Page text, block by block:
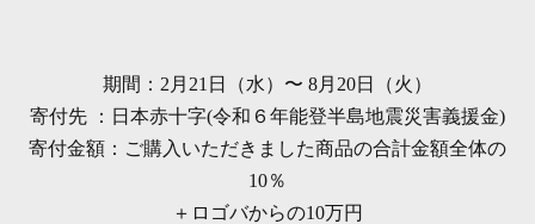
期間：2月21日（水）〜 8月20日（火）
寄付先 ：日本赤十字(令和６年能登半島地震災害義援金)
寄付金額：ご購入いただきました商品の合計金額全体の
10％
＋ロゴバからの10万円